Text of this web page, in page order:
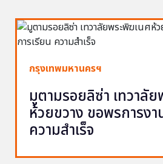
กรุงเทพมหานครฯ
มูตามรอยลิซ่า เทวาลั
ห้วยขวาง ขอพรการงา
ความสำเร็จ